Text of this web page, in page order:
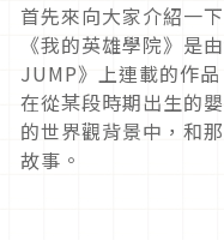
首先來向大家介紹一
《我的英雄學院》是
JUMP》上連載的作
在從某段時期出生的
的世界觀背景中，和
故事。